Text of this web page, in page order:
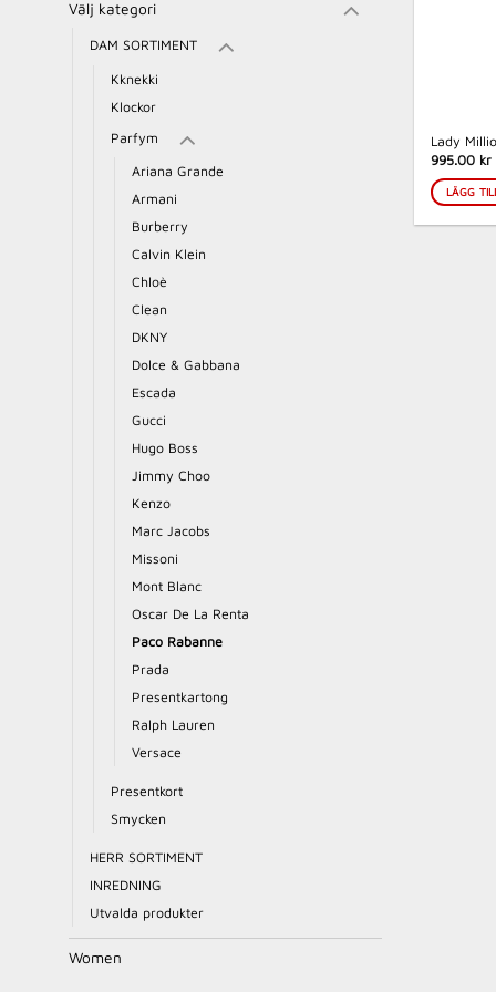
Välj kategori
DAM SORTIMENT
Kknekki
Klockor
Parfym
Ariana Grande
Armani
Burberry
Calvin Klein
Chloè
Clean
DKNY
Dolce & Gabbana
Escada
Gucci
Hugo Boss
Jimmy Choo
Kenzo
Marc Jacobs
Missoni
Mont Blanc
Oscar De La Renta
Paco Rabanne
Prada
Presentkartong
Ralph Lauren
Versace
Presentkort
Smycken
HERR SORTIMENT
INREDNING
Utvalda produkter
Women
Lady
995.00 kr
LÄGG